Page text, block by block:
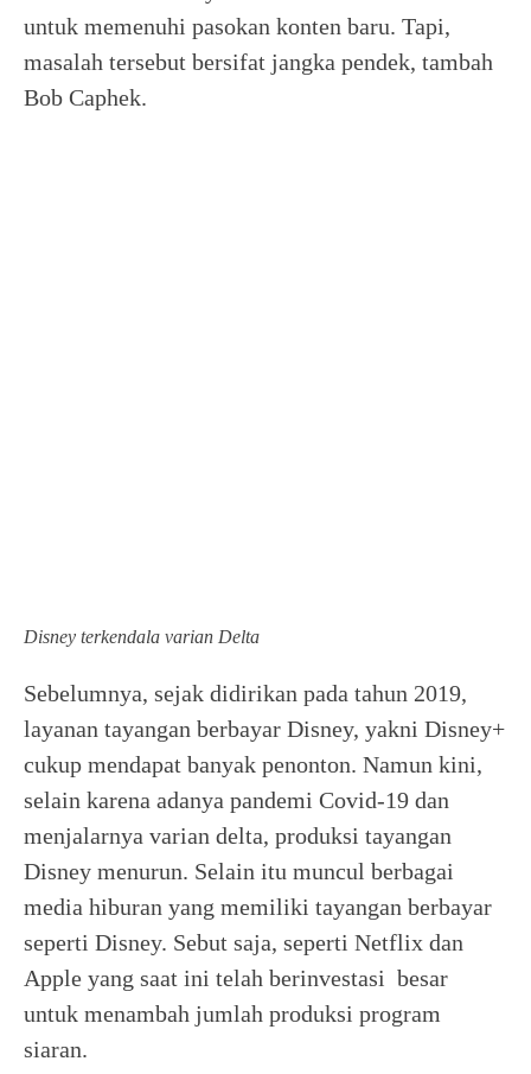
untuk memenuhi pasokan konten baru. Tapi,
masalah tersebut bersifat jangka pendek, tambah
Bob Caphek.
Disney terkendala varian Delta
Sebelumnya, sejak didirikan pada tahun 2019,
layanan tayangan berbayar Disney, yakni Disney+
cukup mendapat banyak penonton. Namun kini,
selain karena adanya pandemi Covid-19 dan
menjalarnya varian delta, produksi tayangan
Disney menurun. Selain itu muncul berbagai
media hiburan yang memiliki tayangan berbayar
seperti Disney. Sebut saja, seperti Netflix dan
Apple yang saat ini telah berinvestasi besar
untuk menambah jumlah produksi program
siaran.